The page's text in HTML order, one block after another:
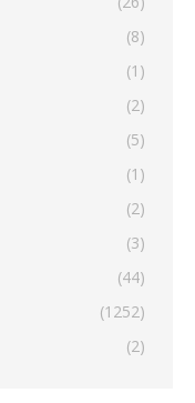
(8)
(1)
(2)
(5)
(1)
(2)
(3)
(44)
(1252)
(2)